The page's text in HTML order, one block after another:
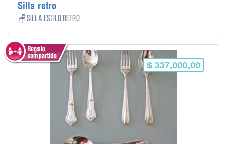
Silla retro
🪑Silla estilo retro
$ 337,000,00